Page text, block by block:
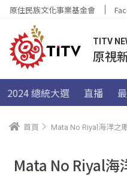
原住民族文化事業基金會
TITV
原視
2024 總統大選 直播
首頁 Mata No Riyal海洋之
Mata No Riyal海